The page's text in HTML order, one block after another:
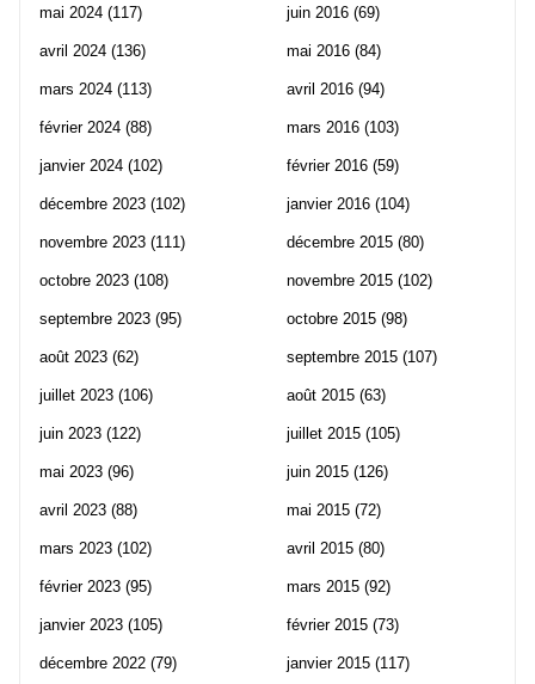
mai 2024 (117)
avril 2024 (136)
mars 2024 (113)
février 2024 (88)
janvier 2024 (102)
décembre 2023 (102)
novembre 2023 (111)
octobre 2023 (108)
septembre 2023 (95)
août 2023 (62)
juillet 2023 (106)
juin 2023 (122)
mai 2023 (96)
avril 2023 (88)
mars 2023 (102)
février 2023 (95)
janvier 2023 (105)
décembre 2022 (79)
juin 2016 (69)
mai 2016 (84)
avril 2016 (94)
mars 2016 (103)
février 2016 (59)
janvier 2016 (104)
décembre 2015 (80)
novembre 2015 (102)
octobre 2015 (98)
septembre 2015 (107)
août 2015 (63)
juillet 2015 (105)
juin 2015 (126)
mai 2015 (72)
avril 2015 (80)
mars 2015 (92)
février 2015 (73)
janvier 2015 (117)